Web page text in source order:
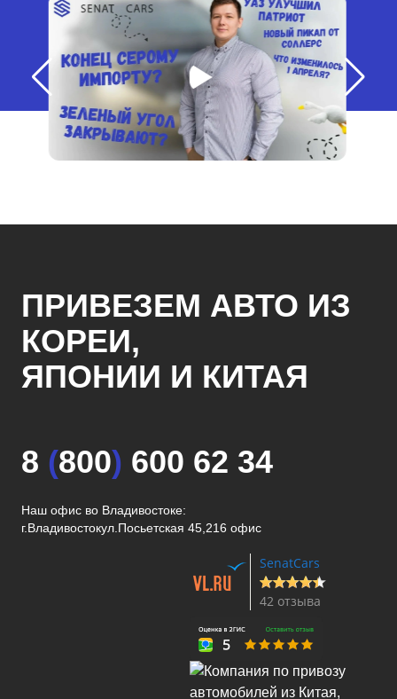
ПРИВЕЗЕМ АВТО ИЗ
КОРЕИ,
ЯПОНИИ И КИТАЯ
8 (800) 600 62 34
Наш офис во Владивостоке:
г.Владивостокул.Посьетская 45,216 офис
SenatCars
42 отзыва